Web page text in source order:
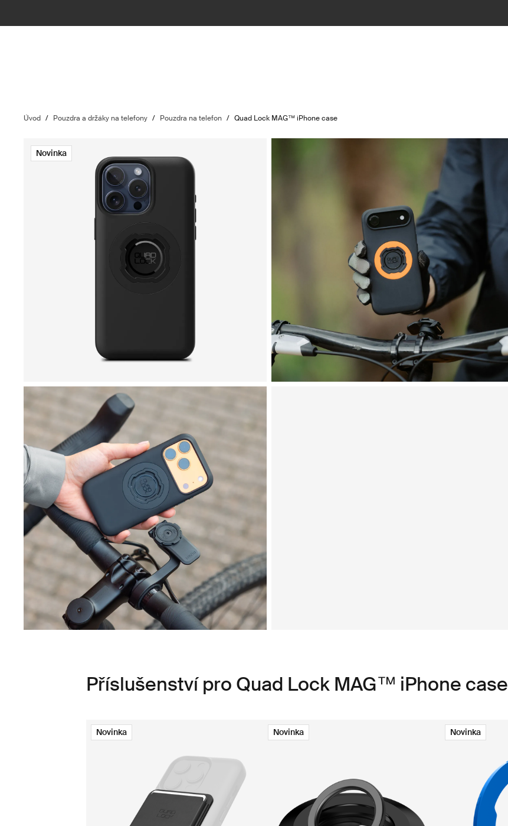
Úvod / Pouzdra a držáky na telefony / Pouzdra na telefon / Quad Lock MAG™ iPhone case
Novinka
Příslušenství pro Quad Lock MAG™ iPhone case
Novinka Novinka Novinka